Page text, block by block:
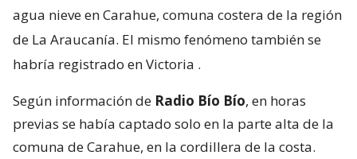
agua nieve en Carahue, comuna costera de la región
de La Araucanía. El mismo fenómeno también se
habría registrado en Victoria .
Según información de Radio Bío Bío, en horas
previas se había captado solo en la parte alta de la
comuna de Carahue, en la cordillera de la costa.